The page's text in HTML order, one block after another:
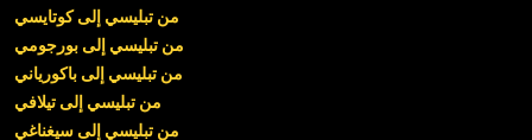
من تبليسي إلى كوتايسي
من تبليسي إلى بورجومي
من تبليسي إلى باكورياني
من تبليسي إلى تيلافي
من تبليسي إلى سيغناغي